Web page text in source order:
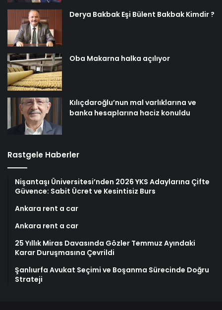
Derya Bakbak Eşi Bülent Bakbak Kimdir ?
Oba Makarna halka açılıyor
Kılıçdaroğlu’nun mal varlıklarına ve
banka hesaplarına haciz konuldu
Rastgele Haberler
Nişantaşı Üniversitesi’nden 2026 YKS Adaylarına Çifte
Güvence: Sabit Ücret ve Kesintisiz Burs
Ankara rent a car
Ankara rent a car
25 Yıllık Miras Davasında Gözler Temmuz Ayındaki
Karar Duruşmasına Çevrildi
Şanlıurfa Avukat Seçimi ve Boşanma Sürecinde Doğru
Strateji